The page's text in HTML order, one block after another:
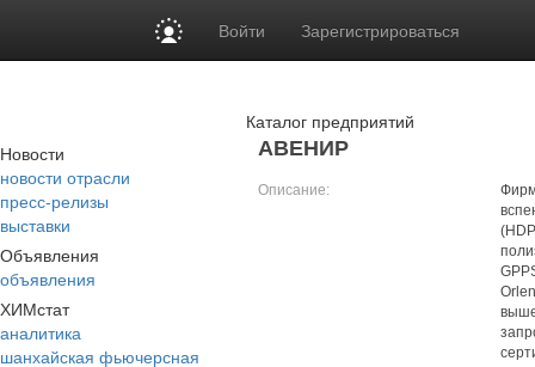
Войти Зарегистрироваться
Новости
новости отрасли
пресс-релизы
выставки
Объявления
объявления
ХИМстат
аналитика
шанхайская фьючерсная
Каталог предприятий
АВЕНИР
Описание: